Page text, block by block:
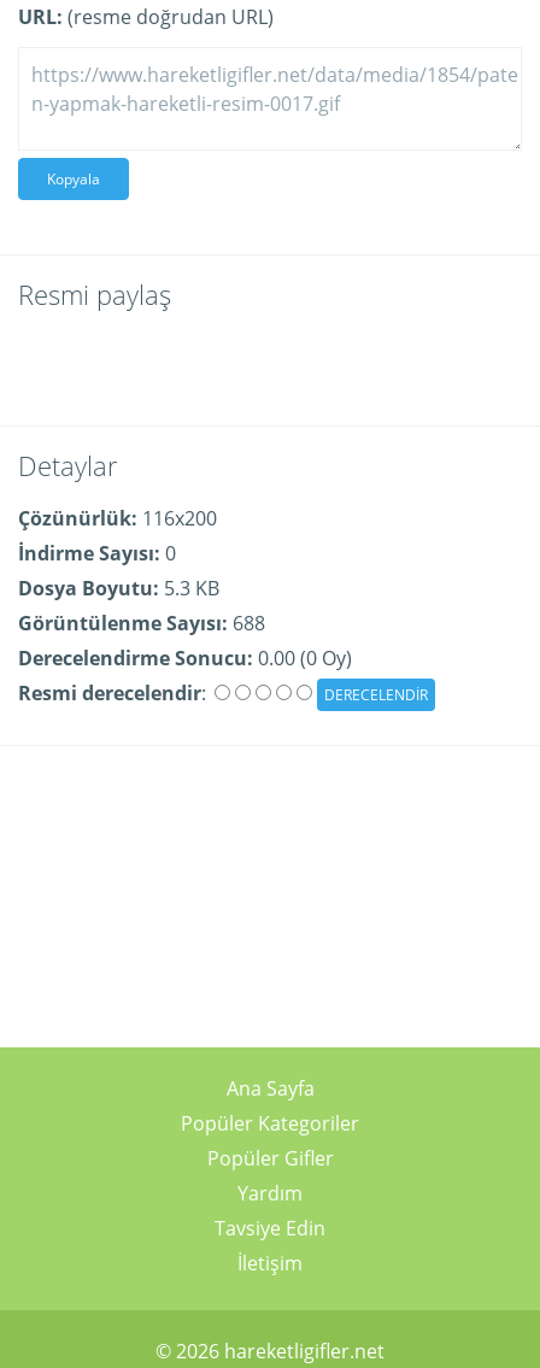
URL: (resme doğrudan URL)
Kopyala
Resmi paylaş
Detaylar
Çözünürlük: 116x200
İndirme Sayısı: 0
Dosya Boyutu: 5.3 KB
Görüntülenme Sayısı: 688
Derecelendirme Sonucu: 0.00 (0 Oy)
Resmi derecelendir:
Ana Sayfa
Popüler Kategoriler
Popüler Gifler
Yardım
Tavsiye Edin
İletişim
© 2026 hareketligifler.net